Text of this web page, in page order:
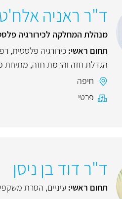
ד"ר ראניה
מנהלת המחלקה לכירורגיה
תחום ראשי: כירורגיה פלסטית,
הגדלת חזה והרמת חזה, מתיחת
חיפה
פרטי
ד"ר דוד בן ניסן
תחום ראשי: עיניים, הסרת